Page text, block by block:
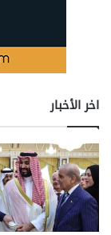
اخر الأخبار